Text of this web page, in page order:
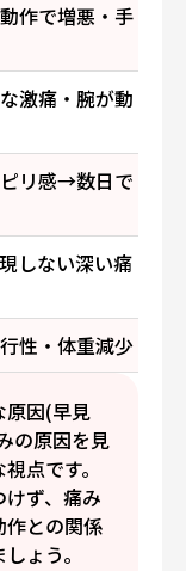
作で増悪・手
激痛・腕が動
リ感→数日で
しない深い痛
性・体重減少
原因(早見
の原因を見
点です。
ず、痛み
作との関係
ょう。